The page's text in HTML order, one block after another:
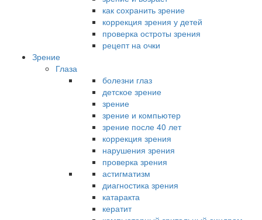
как сохранить зрение
коррекция зрения у детей
проверка остроты зрения
рецепт на очки
Зрение
Глаза
болезни глаз
детское зрение
зрение
зрение и компьютер
зрение после 40 лет
коррекция зрения
нарушения зрения
проверка зрения
астигматизм
диагностика зрения
катаракта
кератит